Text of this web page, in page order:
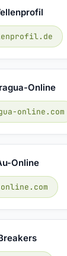
Online
online.com
Online